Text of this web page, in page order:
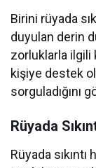
Birini rüyada
duyulan derin
zorluklarla ilgili
kişiye destek
sorguladığını
Rüyada
Rüyada